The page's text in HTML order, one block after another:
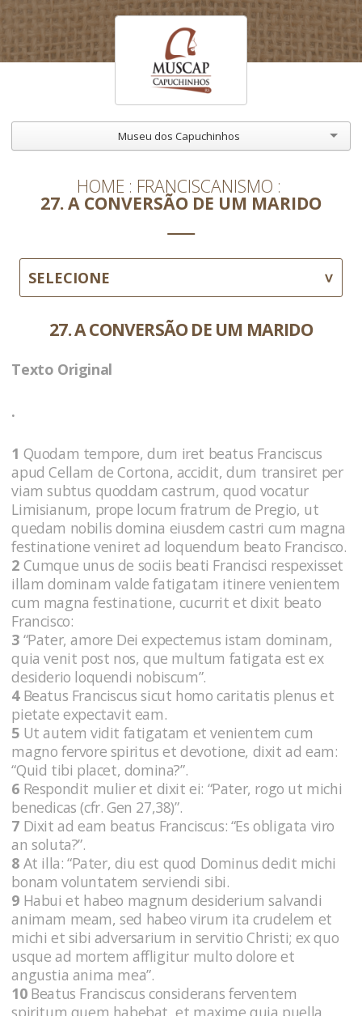
Museu dos Capuchinhos
HOME FRANCISCANISMO
27. A CONVERSÃO DE UM MARIDO
SELECIONE
27. A CONVERSÃO DE UM MARIDO
Texto Original
.
1 Quodam tempore, dum iret beatus Franciscus
apud Cellam de Cortona, accidit, dum transiret per
viam subtus quoddam castrum, quod vocatur
Limisianum, prope locum fratrum de Pregio, ut
quedam nobilis domina eiusdem castri cum magna
festinatione veniret ad loquendum beato Francisco.
2 Cumque unus de sociis beati Francisci respexisset
illam dominam valde fatigatam itinere venientem
cum magna festinatione, cucurrit et dixit beato
Francisco:
3 “Pater, amore Dei expectemus istam dominam,
quia venit post nos, que multum fatigata est ex
desiderio loquendi nobiscum”.
4Beatus Franciscus sicut homo caritatis plenus et
pietate expectavit eam.
5 Ut autem vidit fatigatam et venientem cum
magno fervore spiritus et devotione, dixit ad eam:
“Quid tibi placet, domina?”.
6 Respondit mulier et dixit ei: “Pater, rogo ut michi
benedicas (cfr. Gen 27,38)”.
7 Dixit ad eam beatus Franciscus: “Es obligata viro
an soluta?”.
8 At illa: “Pater, diu est quod Dominus dedit michi
bonam voluntatem serviendi sibi.
9 Habui et habeo magnum desiderium salvandi
animam meam, sed habeo virum ita crudelem et
michi et sibi adversarium in servitio Christi; ex quo
usque ad mortem affligitur multo dolore et
angustia anima mea”.
10Beatus Franciscus considerans ferventem
spiritum quem habebat, et maxime quia puella